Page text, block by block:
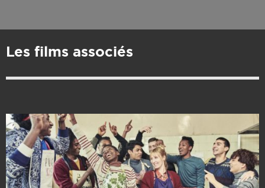
Les films associés